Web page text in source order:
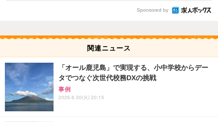
Sponsored by
関連ニュース
「オール鹿児島」で実現する、小中学校からデー
タでつなぐ次世代校務DXの挑戦
事例
2026.6.30(火) 20:15